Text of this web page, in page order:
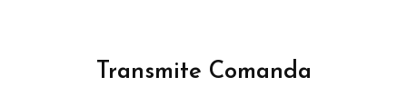
Transmite Comanda